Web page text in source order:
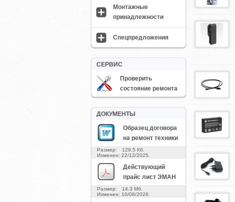
Монтажные
принадлежности
Спецпредложения
СЕРВИС
Проверить
состояние ремонта
ДОКУМЕНТЫ
Образец договора
на ремонт техники
Размер: 129.5 Кб.
Изменен: 22/12/2025.
Действующий
прайс лист ЭМАН
Размер: 14.3 Мб.
Изменен: 10/08/2026.